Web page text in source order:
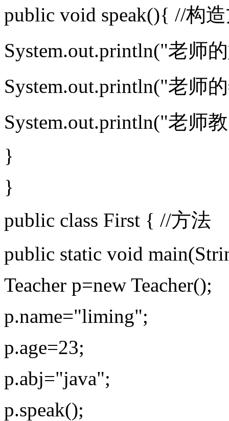
public void speak(){ //构
System.out.println("老师
System.out.println("老师
System.out.println("老师
}
}
public class First { //方法
public static void
Teacher p=new Teacher();
p.name="liming";
p.age=23;
p.abj="java";
p.speak();